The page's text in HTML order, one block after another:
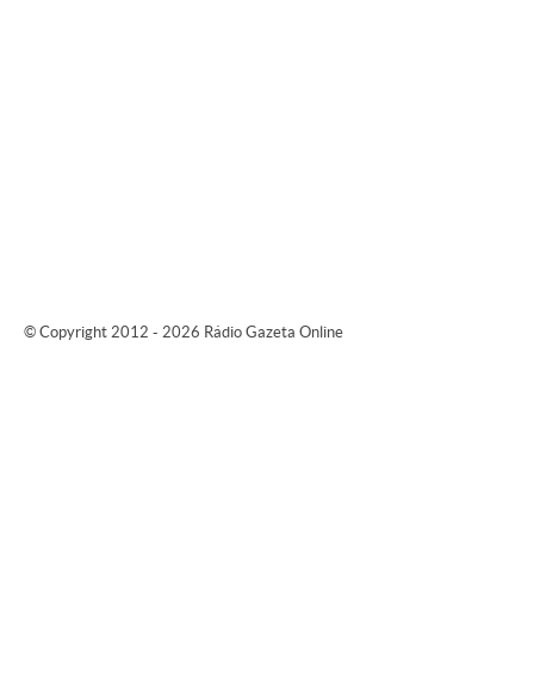
© Copyright 2012 - 2026 Rádio Gazeta Online